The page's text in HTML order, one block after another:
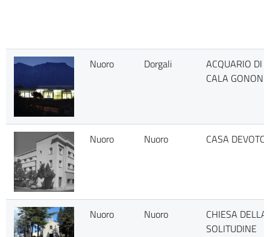
Nuoro Dorgali
ACQUARIO DI
CALA GONONE
Nuoro Nuoro CASA DEVOTO
Nuoro Nuoro
CHIESA DELLA
SOLITUDINE